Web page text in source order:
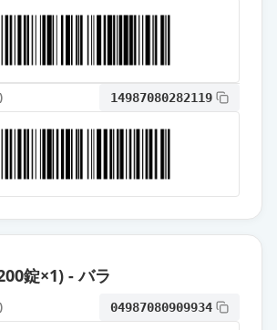
ットOD錠20mg「ケ
ト錠20mg「日
通常出荷
14987080282119
錠×1) - バラ
04987080909934